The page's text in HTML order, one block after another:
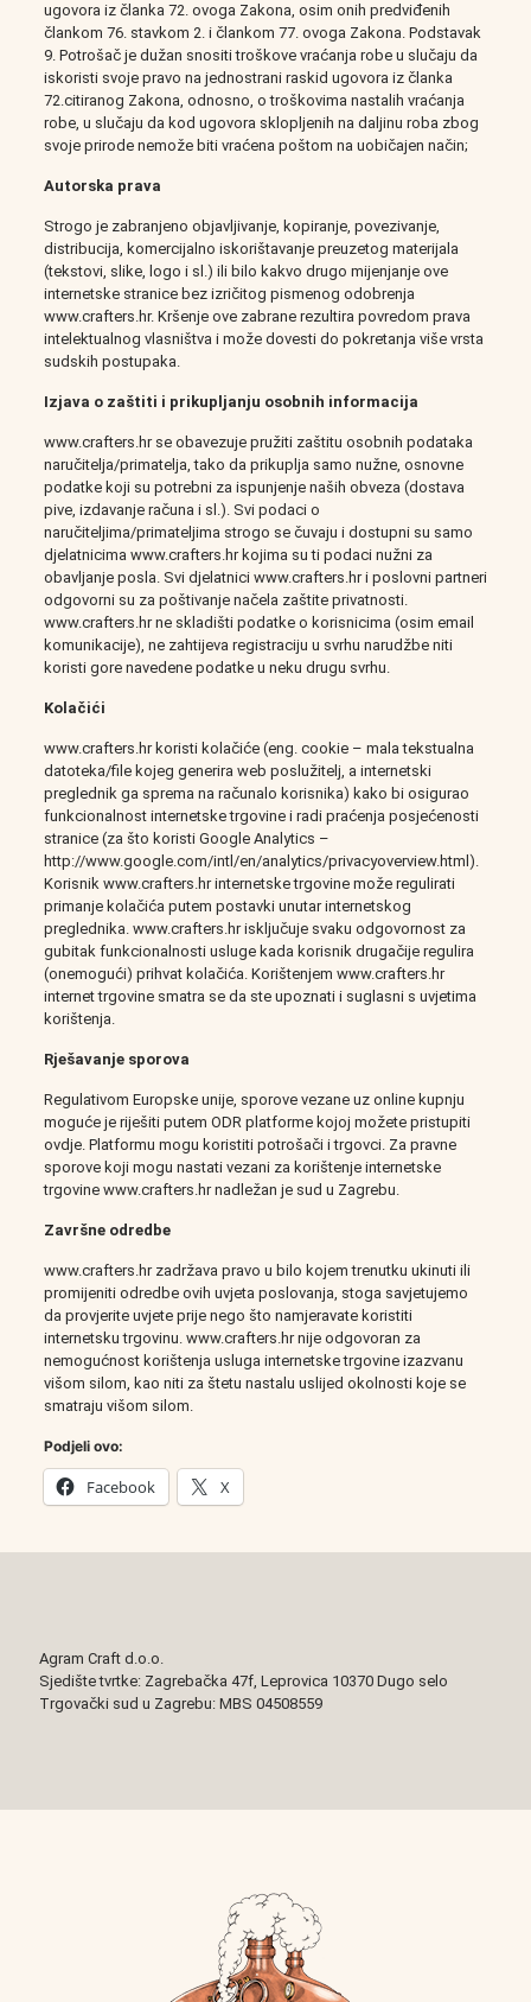
ugovora iz članka 72. ovoga Zakona, osim onih predviđenih
člankom 76. stavkom 2. i člankom 77. ovoga Zakona. Podstavak
9. Potrošač je dužan snositi troškove vraćanja robe u slučaju da
iskoristi svoje pravo na jednostrani raskid ugovora iz članka
72.citiranog Zakona, odnosno, o troškovima nastalih vraćanja
robe, u slučaju da kod ugovora sklopljenih na daljinu roba zbog
svoje prirode nemože biti vraćena poštom na uobičajen način;
Autorska prava
Strogo je zabranjeno objavljivanje, kopiranje, povezivanje,
distribucija, komercijalno iskorištavanje preuzetog materijala
(tekstovi, slike, logo i sl.) ili bilo kakvo drugo mijenjanje ove
internetske stranice bez izričitog pismenog odobrenja
www.crafters.hr. Kršenje ove zabrane rezultira povredom prava
intelektualnog vlasništva i može dovesti do pokretanja više vrsta
sudskih postupaka.
Izjava o zaštiti i prikupljanju osobnih informacija
www.crafters.hr se obavezuje pružiti zaštitu osobnih podataka
naručitelja/primatelja, tako da prikuplja samo nužne, osnovne
podatke koji su potrebni za ispunjenje naših obveza (dostava
pive, izdavanje računa i sl.). Svi podaci o
naručiteljima/primateljima strogo se čuvaju i dostupni su samo
djelatnicima www.crafters.hr kojima su ti podaci nužni za
obavljanje posla. Svi djelatnici www.crafters.hr i poslovni partneri
odgovorni su za poštivanje načela zaštite privatnosti.
www.crafters.hr ne skladišti podatke o korisnicima (osim email
komunikacije), ne zahtijeva registraciju u svrhu narudžbe niti
koristi gore navedene podatke u neku drugu svrhu.
Kolačići
www.crafters.hr koristi kolačiće (eng. cookie – mala tekstualna
datoteka/file kojeg generira web poslužitelj, a internetski
preglednik ga sprema na računalo korisnika) kako bi osigurao
funkcionalnost internetske trgovine i radi praćenja posjećenosti
stranice (za što koristi Google Analytics –
http://www.google.com/intl/en/analytics/privacyoverview.html).
Korisnik www.crafters.hr internetske trgovine može regulirati
primanje kolačića putem postavki unutar internetskog
preglednika. www.crafters.hr isključuje svaku odgovornost za
gubitak funkcionalnosti usluge kada korisnik drugačije regulira
(onemogući) prihvat kolačića. Korištenjem www.crafters.hr
internet trgovine smatra se da ste upoznati i suglasni s uvjetima
korištenja.
Rješavanje sporova
Regulativom Europske unije, sporove vezane uz online kupnju
moguće je riješiti putem ODR platforme kojoj možete pristupiti
ovdje. Platformu mogu koristiti potrošači i trgovci. Za pravne
sporove koji mogu nastati vezani za korištenje internetske
trgovine www.crafters.hr nadležan je sud u Zagrebu.
Završne odredbe
www.crafters.hr zadržava pravo u bilo kojem trenutku ukinuti ili
promijeniti odredbe ovih uvjeta poslovanja, stoga savjetujemo
da provjerite uvjete prije nego što namjeravate koristiti
internetsku trgovinu. www.crafters.hr nije odgovoran za
nemogućnost korištenja usluga internetske trgovine izazvanu
višom silom, kao niti za štetu nastalu uslijed okolnosti koje se
smatraju višom silom.
Podjeli ovo:
Facebook X
Agram Craft d.o.o.
Sjedište tvrtke: Zagrebačka 47f, Leprovica 10370 Dugo selo
Trgovački sud u Zagrebu: MBS 04508559